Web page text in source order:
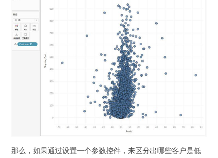
那么，如果通过设置一个参数控件，来区分出哪些客户是低